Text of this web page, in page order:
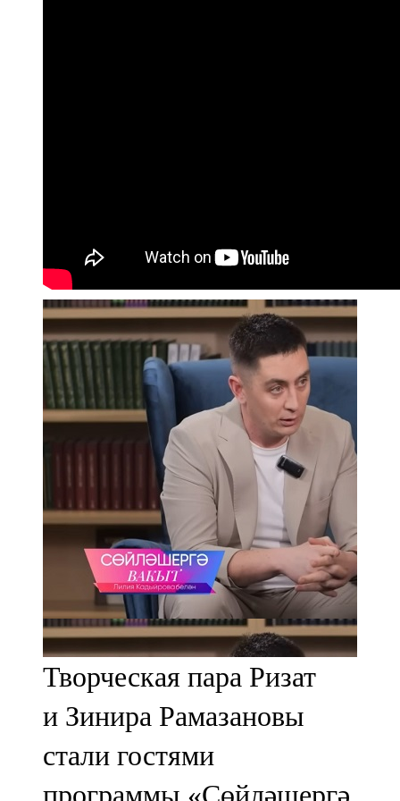
107,7 FM
Чистай
103,0 FM
Чүпрәле
91,0 FM
Шәмәрдән
102,3 FM
Яңа чишмә
107,0 FM
Яр Чаллы
105,5 FM
Творческая пара Ризат
и Зинира Рамазановы
стали гостями